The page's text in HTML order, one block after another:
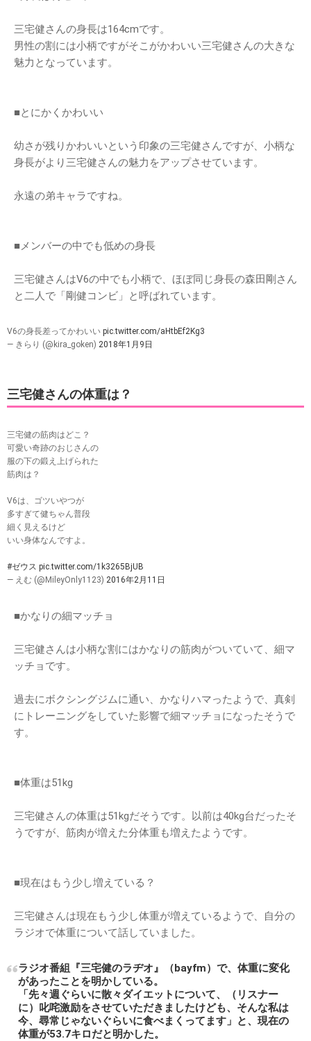
三宅健さんの身長は164cmです。
男性の割には小柄ですがそこがかわいい三宅健さんの大きな
魅力となっています。
■とにかくかわいい
幼さが残りかわいいという印象の三宅健さんですが、小柄な
身長がより三宅健さんの魅力をアップさせています。
永遠の弟キャラですね。
■メンバーの中でも低めの身長
三宅健さんはV6の中でも小柄で、ほぼ同じ身長の森田剛さん
と二人で「剛健コンビ」と呼ばれています。
V6の身長差ってかわいい pic.twitter.com/aHtbEf2Kg3
— きらり (@kira_goken) 2018年1月9日
三宅健さんの体重は？
三宅健の筋肉はどこ？
可愛い奇跡のおじさんの
服の下の鍛え上げられた
筋肉は？
V6は、ゴツいやつが
多すぎて健ちゃん普段
細く見えるけど
いい身体なんですよ。
#ゼウス pic.twitter.com/1k3265BjUB
— えむ (@MileyOnly1123) 2016年2月11日
■かなりの細マッチョ
三宅健さんは小柄な割にはかなりの筋肉がついていて、細マ
ッチョです。
過去にボクシングジムに通い、かなりハマったようで、真剣
にトレーニングをしていた影響で細マッチョになったそうで
す。
■体重は51kg
三宅健さんの体重は51kgだそうです。以前は40kg台だったそ
うですが、筋肉が増えた分体重も増えたようです。
■現在はもう少し増えている？
三宅健さんは現在もう少し体重が増えているようで、自分の
ラジオで体重について話していました。
ラジオ番組『三宅健のラヂオ』（bayfm）で、体重に変化
があったことを明かしている。
「先々週ぐらいに散々ダイエットについて、（リスナー
に）叱咤激励をさせていただきましたけども、そんな私は
今、尋常じゃないぐらいに食べまくってます」と、現在の
体重が53.7キロだと明かした。